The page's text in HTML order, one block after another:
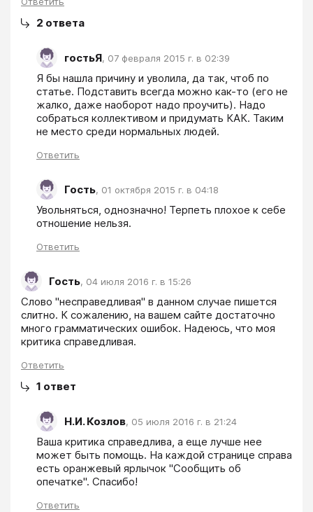
2 ответа
гостьЯ, 07 февраля 2015 г. в 02:39
Я бы нашла причину и уволила, да так, чтоб по
статье. Подставить всегда можно как-то (его не
жалко, даже наоборот надо проучить). Надо
собраться коллективом и придумать КАК. Таким
не место среди нормальных людей.
Ответить
Гость, 01 октября 2015 г. в 04:18
Увольняться, однозначно! Терпеть плохое к себе
отношение нельзя.
Ответить
Гость, 04 июля 2016 г. в 15:26
Слово "несправедливая" в данном случае пишется
слитно. К сожалению, на вашем сайте достаточно
много грамматических ошибок. Надеюсь, что моя
критика справедливая.
Ответить
1 ответ
Н.И. Козлов, 05 июля 2016 г. в 21:24
Ваша критика справедлива, а еще лучше нее
может быть помощь. На каждой странице справа
есть оранжевый ярлычок "Сообщить об
опечатке". Спасибо!
Ответить